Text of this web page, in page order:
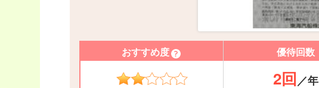
おすすめ度 優待回数
2回／年